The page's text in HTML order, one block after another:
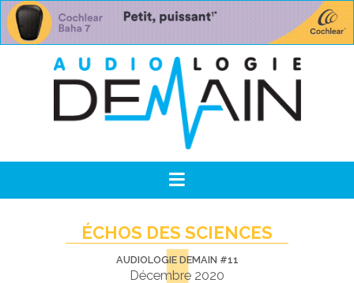
ÉCHOS DES SCIENCES
AUDIOLOGIE DEMAIN #11
Décembre 2020